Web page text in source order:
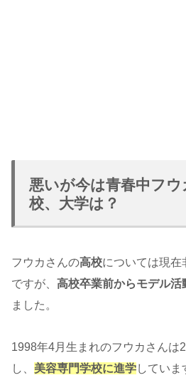
悪いが今は青春中フ
校、大学は？
フウカさんの高校については現在
ですが、 高校卒業前からモデル活
ました。
1998年4月生まれのフウカさんは
し、 美容専門学校に進学していま